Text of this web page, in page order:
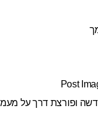
ופורצת דרך על